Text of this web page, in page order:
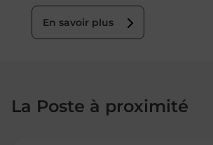
En savoir plus
La Poste à proximité